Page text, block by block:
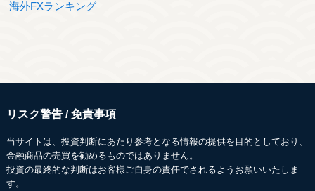
海外FXランキング
リスク警告 / 免責事項
当サイトは、投資判断にあたり参考となる情報の提供を目的としており、
金融商品の売買を勧めるものではありません。
投資の最終的な判断はお客様ご自身の責任でされるようお願いいたしま
す。